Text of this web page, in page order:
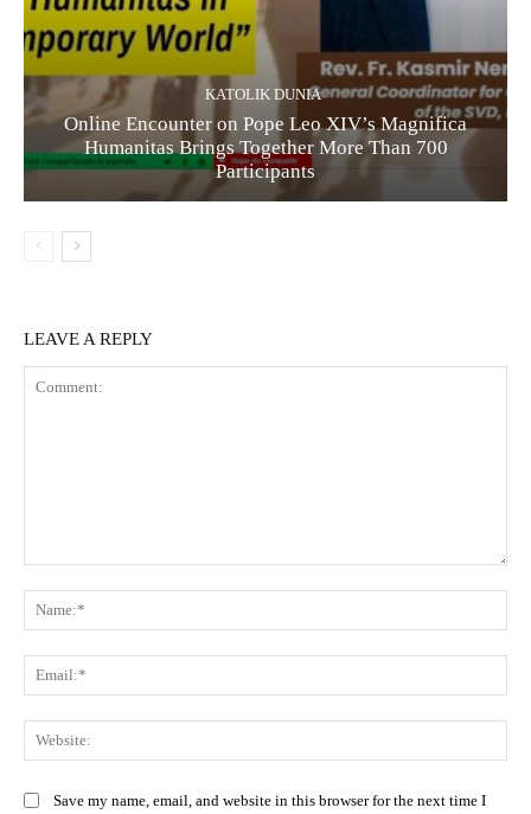
KATOLIK DUNIA
Online Encounter on Pope Leo XIV’s Magnifica
Humanitas Brings Together More Than 700
Participants
LEAVE A REPLY
Save my name, email, and website in this browser for the next time I